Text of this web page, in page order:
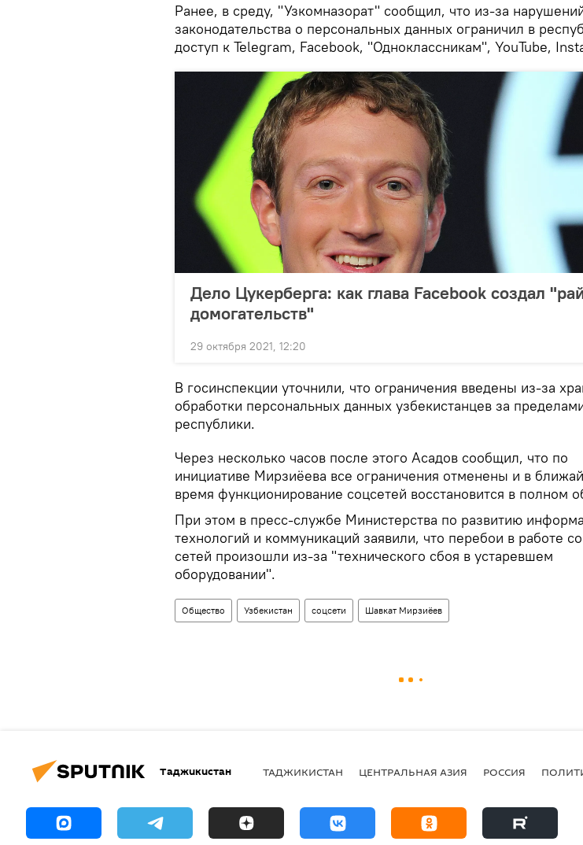
Ранее, в среду, "Узкомназорат" сообщил, что из-за
законодательства о персональных данных ограничил в
доступ к Telegram, Facebook, "Одноклассникам", YouTube,
Дело Цукерберга: как глава Facebook создал
домогательств"
29 октября 2021, 12:20
В госинспекции уточнили, что ограничения введены из-за
обработки персональных данных узбекистанцев за
республики.
Через несколько часов после этого Асадов сообщил, что по
инициативе Мирзиёева все ограничения отменены и в
время функционирование соцсетей восстановится в полном
При этом в пресс-службе Министерства по развитию
технологий и коммуникаций заявили, что перебои в работе
сетей произошли из-за "технического сбоя в устаревшем
оборудовании".
Общество Узбекистан соцсети Шавкат Мирзиёев
Таджикистан ТАДЖИКИСТАН ЦЕНТРАЛЬНАЯ АЗИЯ РОССИЯ